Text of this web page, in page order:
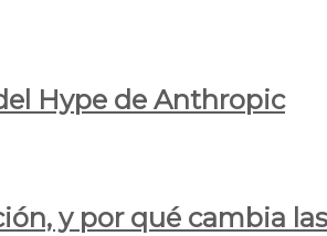
Hype de Anthropic
y por qué cambia